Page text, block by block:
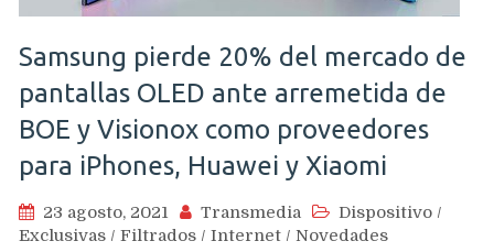
Samsung pierde 20% del mercado de
pantallas OLED ante arremetida de
BOE y Visionox como proveedores
para iPhones, Huawei y Xiaomi
23 agosto, 2021 Transmedia Dispositivo /
Exclusivas / Filtrados / Internet / Novedades